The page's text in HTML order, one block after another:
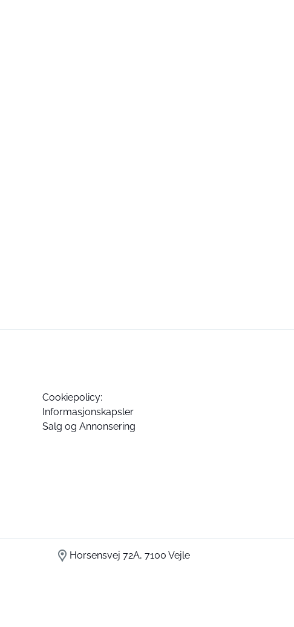
Cookiepolicy:
Informasjonskapsler
Salg og Annonsering
Horsensvej 72A, 7100 Vejle